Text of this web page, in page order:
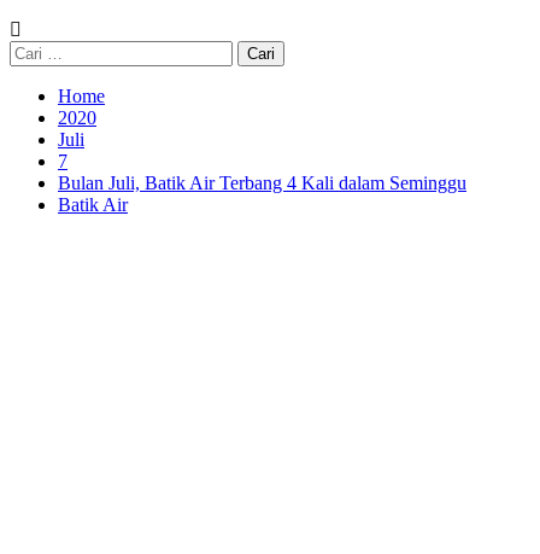
Cari
untuk:
Home
2020
Juli
7
Bulan Juli, Batik Air Terbang 4 Kali dalam Seminggu
Batik Air